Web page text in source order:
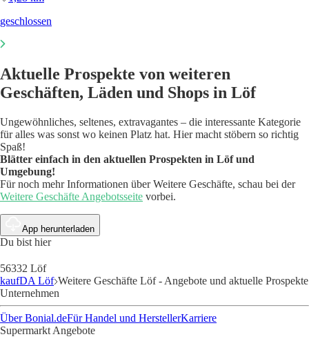
geschlossen
Aktuelle Prospekte von weiteren
Geschäften, Läden und Shops in Löf
Ungewöhnliches, seltenes, extravagantes – die interessante Kategorie
für alles was sonst wo keinen Platz hat. Hier macht stöbern so richtig
Spaß!
Blätter einfach in den aktuellen Prospekten in Löf und
Umgebung!
Für noch mehr Informationen über Weitere Geschäfte, schau bei der
Weitere Geschäfte Angebotsseite vorbei.
App herunterladen
Du bist hier
56332 Löf
kaufDA Löf Weitere Geschäfte Löf - Angebote und aktuelle Prospekte
Unternehmen
Über Bonial.deFür Handel und HerstellerKarriere
Supermarkt Angebote